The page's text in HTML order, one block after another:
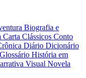
Biografia e
Carta Clássicos Conto
Diário Dicionário
Glossário História em
Visual Novela